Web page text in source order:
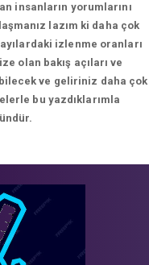
insanların yorumlarını
lazım ki daha çok
izlenme oranları
olan bakış açıları ve
ve geliriniz daha çok
bu yazdıklarımla